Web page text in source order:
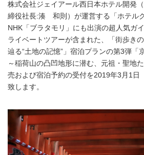
株式会社ジェイアール西日本ホテル開発
締役社長:湊 和則）が運営する「ホテル
NHK「ブラタモリ」にも出演の超人気ガ
ライベートツアーが含まれた、「街歩き
辿る“土地の記憶”」宿泊プランの第3弾「
～稲荷山の凸凹地形に潜む、元祖・聖地
売および宿泊予約の受付を2019年3月1日
致します。